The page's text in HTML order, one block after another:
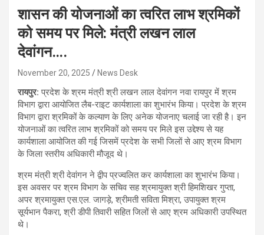
शासन की योजनाओं का त्वरित लाभ श्रमिकों
को समय पर मिले: मंत्री लखन लाल
देवांगन….
November 20, 2025 News Desk
रायपुर:प्रदेश के श्रम मंत्री श्री लखन लाल देवांगन नवा रायपुर में श्रम
विभाग द्वारा आयोजित लैब-राइट कार्यशाला का शुभारंभ किया। प्रदेश के श्रम
विभाग द्वारा श्रमिकों के कल्याण के लिए अनेक योजनाए चलाई जा रही है। इन
योजनाओं का त्वरित लाभ श्रमिकों को समय पर मिले इस उद्देश्य से यह
कार्यशाला आयोजित की गई जिसमें प्रदेश के सभी जिलों से आए श्रम विभाग
के जिला स्तरीय अधिकारी मौजूद थे।
श्रम मंत्री श्री देवांगन ने द्वीप प्रज्वलित कर कार्यशाला का शुभारंभ किया।
इस अवसर पर श्रम विभाग के सचिव सह श्रमायुक्त श्री हिमशिखर गुप्ता,
अपर श्रमायुक्त एस.एल. जागड़े, श्रीमती सविता मिश्रा, उपायुक्त श्रम
सूर्यभान पैकरा, श्री डीपी तिवारी सहित जिलों से आए श्रम अधिकारी उपस्थित
थे।